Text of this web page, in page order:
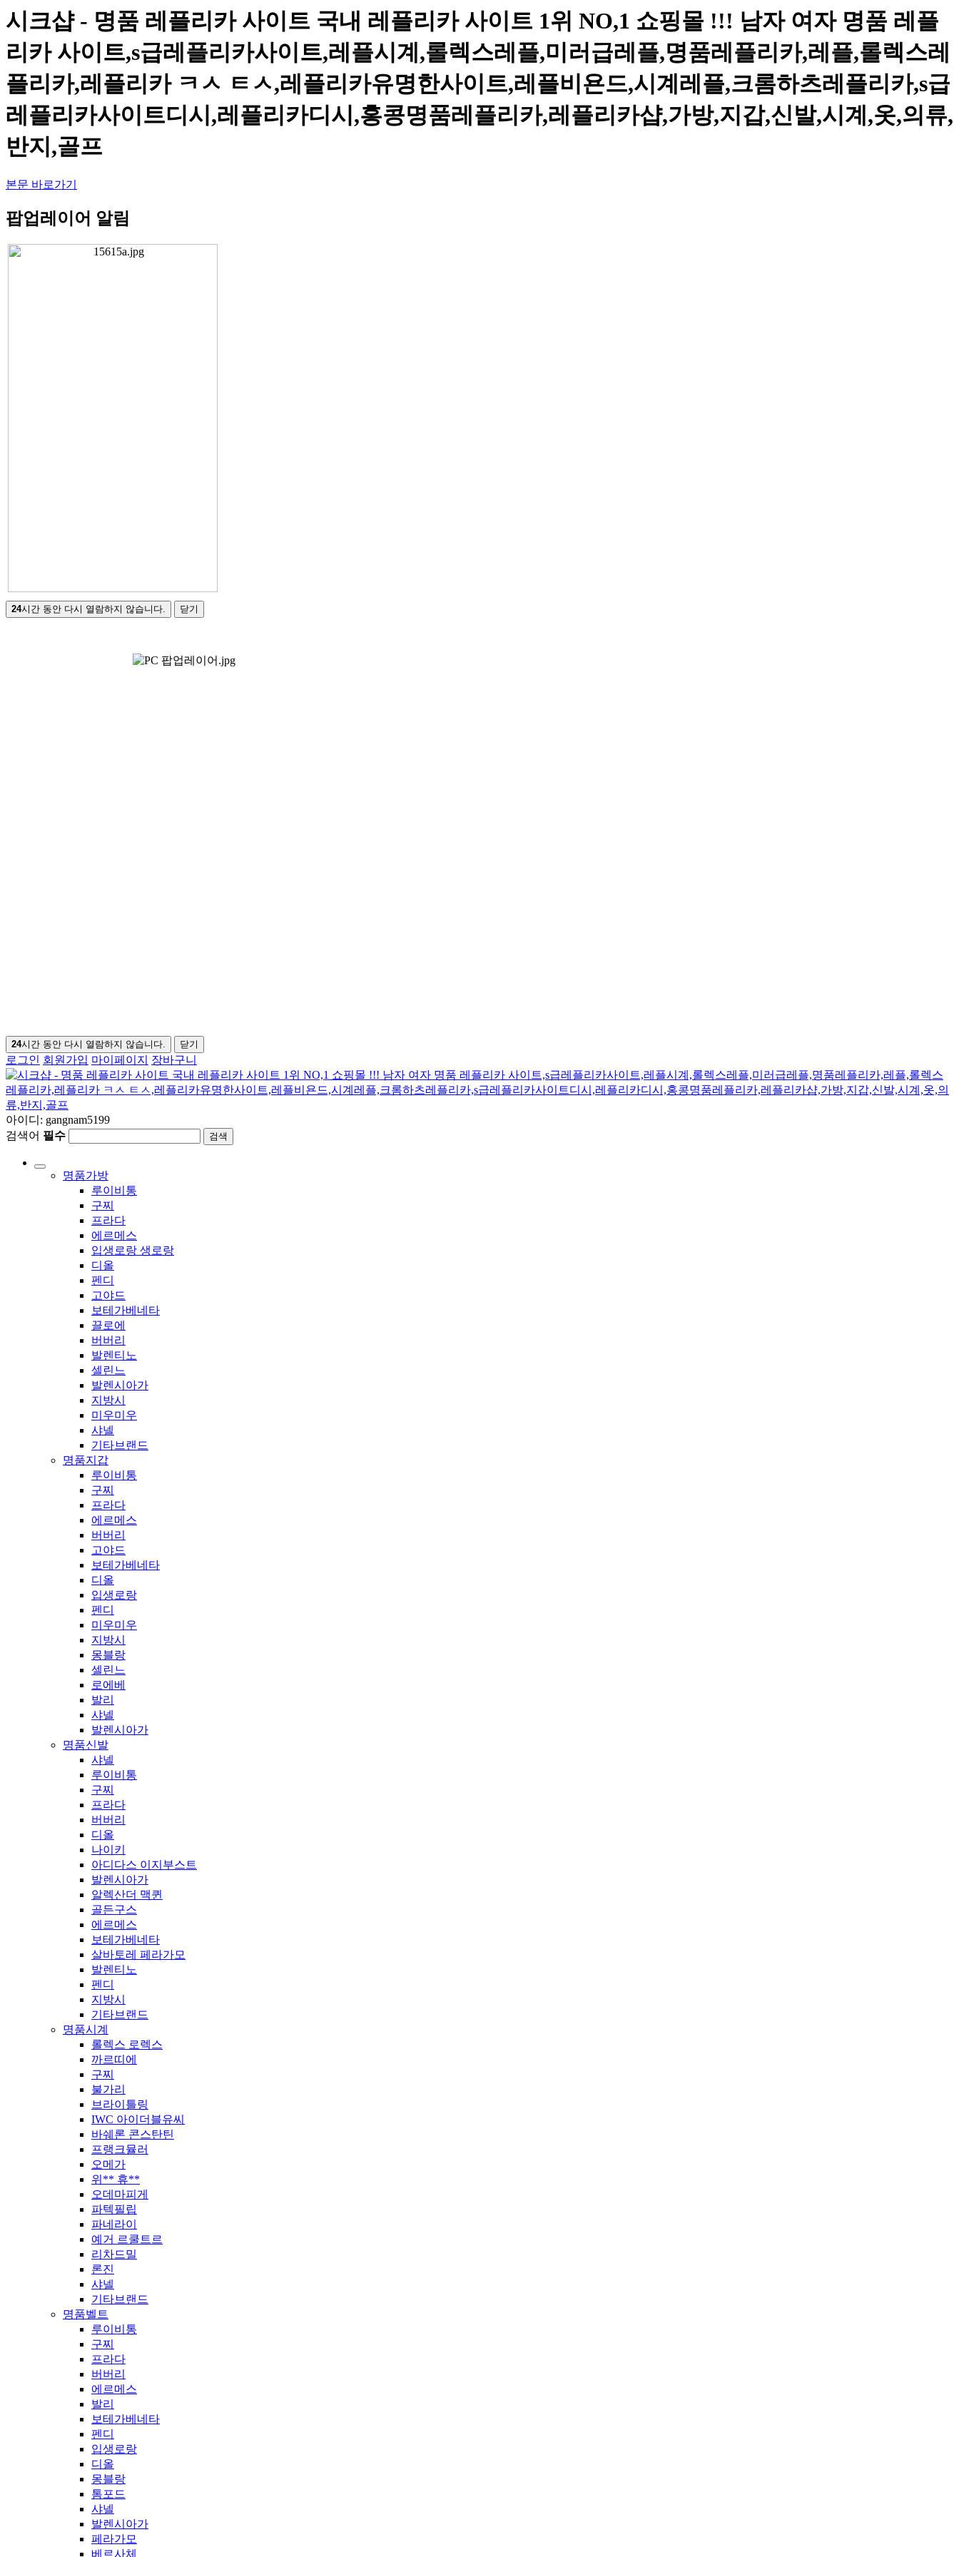
시크샵 - 명품 레플리카 사이트 국내 레플리카 사이트 1위 NO,1 쇼핑몰 !!! 남자 여자 명품 레플
리카 사이트,s급레플리카사이트,레플시계,롤렉스레플,미러급레플,명품레플리카,레플,롤렉스레
플리카,레플리카 ㅋㅅ ㅌㅅ,레플리카유명한사이트,레플비욘드,시계레플,크롬하츠레플리카,s급
레플리카사이트디시,레플리카디시,홍콩명품레플리카,레플리카샵,가방,지갑,신발,시계,옷,의류,
반지,골프
본문 바로가기
팝업레이어 알림
24시간 동안 다시 열람하지 않습니다. 닫기
24시간 동안 다시 열람하지 않습니다. 닫기
로그인 회원가입 마이페이지 장바구니
아이디: gangnam5199
검색어 필수 검색
명품가방
루이비통
구찌
프라다
에르메스
입생로랑 생로랑
디올
펜디
고야드
보테가베네타
끌로에
버버리
발렌티노
셀린느
발렌시아가
지방시
미우미우
샤넬
기타브랜드
명품지갑
루이비통
구찌
프라다
에르메스
버버리
고야드
보테가베네타
디올
입생로랑
펜디
미우미우
지방시
몽블랑
셀린느
로에베
발리
샤넬
발렌시아가
명품신발
샤넬
루이비통
구찌
프라다
버버리
디올
나이키
아디다스 이지부스트
발렌시아가
알렉산더 맥퀸
골든구스
에르메스
보테가베네타
살바토레 페라가모
발렌티노
펜디
지방시
기타브랜드
명품시계
롤렉스 로렉스
까르띠에
구찌
불가리
브라이틀링
IWC 아이더블유씨
바쉐론 콘스탄틴
프랭크뮬러
오메가
위** 휴**
오데마피게
파텍필립
파네라이
예거 르쿨트르
리차드밀
론진
샤넬
기타브랜드
명품벨트
루이비통
구찌
프라다
버버리
에르메스
발리
보테가베네타
펜디
입생로랑
디올
몽블랑
톰포드
샤넬
발렌시아가
페라가모
베르사체